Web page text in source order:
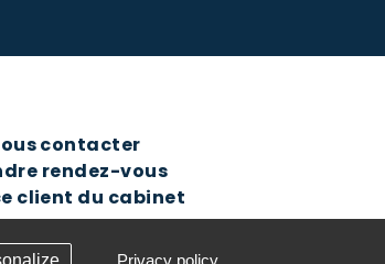
contacter
rendez-vous
client du cabinet
Privacy policy